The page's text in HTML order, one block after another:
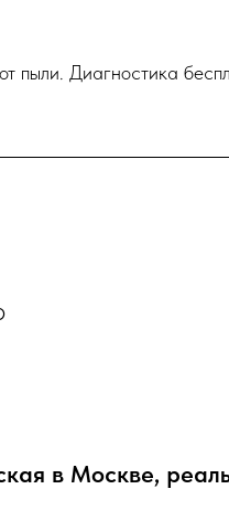
пыли. Диагностика
в Москве,